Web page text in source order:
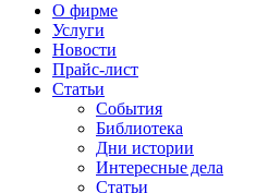
О фирме
Услуги
Новости
Прайс-лист
Статьи
События
Библиотека
Дни истории
Интересные дела
Статьи